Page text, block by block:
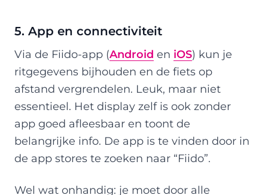
5. App en connectiviteit
Via de Fiido-app (Android en iOS) kun je
ritgegevens bijhouden en de fiets op
afstand vergrendelen. Leuk, maar niet
essentieel. Het display zelf is ook zonder
app goed afleesbaar en toont de
belangrijke info. De app is te vinden door in
de app stores te zoeken naar “Fiido”.
Wel wat onhandig: je moet door alle